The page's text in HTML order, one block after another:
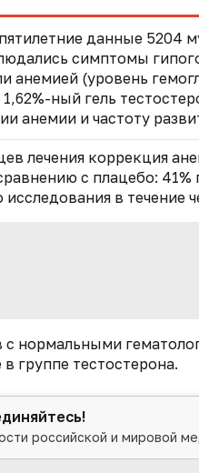
данные 5204
симптомы
анемией (уровень
ный гель
анемии и частоту
лечения коррекция
с плацебо:
в течение
с нормальными
группе тестостерона.
российской и мировой